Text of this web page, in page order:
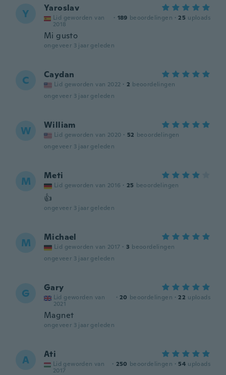
Y Yaroslav
Lid geworden van
2018
· 189 beoordelingen · 25 uploads
Mi gusto
ongeveer 3 jaar geleden
C Caydan
Lid geworden van 2022 · 2 beoordelingen
ongeveer 3 jaar geleden
W William
Lid geworden van 2020 · 52 beoordelingen
ongeveer 3 jaar geleden
M Meti
Lid geworden van 2016 · 25 beoordelingen
👍
ongeveer 3 jaar geleden
M Michael
Lid geworden van 2017 · 3 beoordelingen
ongeveer 3 jaar geleden
G Gary
Lid geworden van
2021
· 20 beoordelingen · 22 uploads
Magnet
ongeveer 3 jaar geleden
A Ati
Lid geworden van
2017
· 250 beoordelingen · 54 uploads